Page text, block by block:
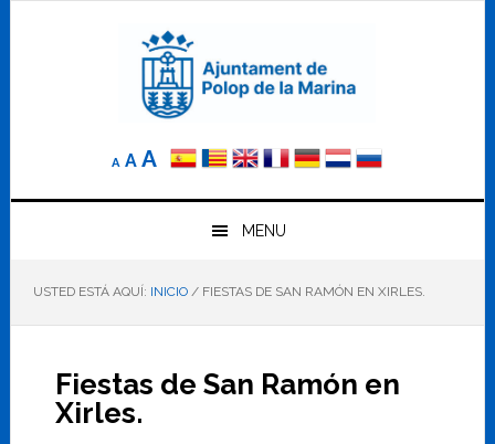
A
Reducir
elA Tamaño
AAumentar
el
tamaño
letra
MENU
USTED ESTÁ AQUÍ: INICIO /FIESTAS DE SAN RAMÓN EN XIRLES.
Fiestas de San Ramón en
Xirles.